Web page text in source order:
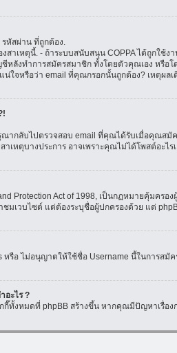
หัสผ่าน ที่ถูกต้อง.
สาเหตุนี้. - ถ้าระบบสนับสนุน COPPA ได้ถูก
หลังทำการสมัครสมาชิก ทั้งโดยตัวคุณเอง หรื
จหรือว่า email ที่คุณกรอกนั้นถูกต้อง? เหตุผ
ากลับไปตรวจสอบ email ที่คุณได้รับเมื่อคุณสมั
หตุบางประการ อาจเพราะคุณไม่ได้โพสต์อะไ
Protection Act of 1998, เป็นกฏหมายคุ้มค
มเวบไซต์ แต่ต้องระบุชื่อผู้ปกครองด้วย แต่
รือ ไม่อนุญาตให้ใช้ชื่อ Username นี้ในการส
อะไร ?
ทั้งหมดที่ phpBB สร้างขึ้น หากคุณมีปัญหาเรื่อง